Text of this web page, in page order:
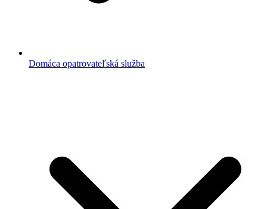
Domáca opatrovateľská služba